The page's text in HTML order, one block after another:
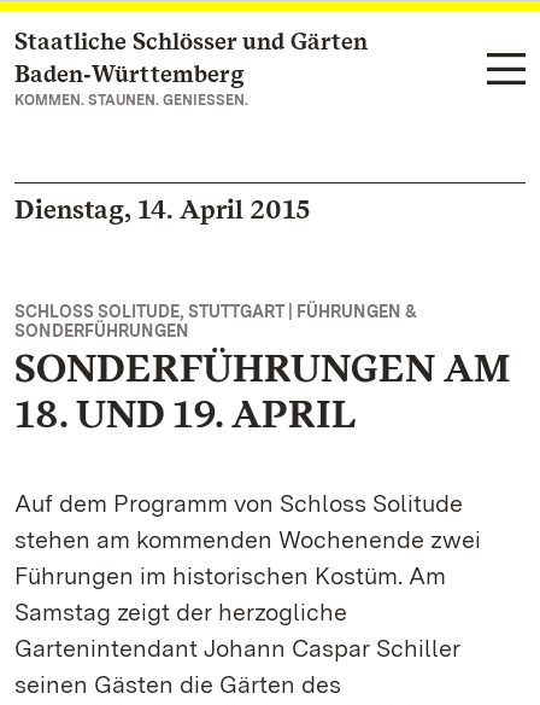
Zum Hauptinhalt springen
Staatliche Schlösser und Gärten
Baden‑Württemberg
KOMMEN. STAUNEN. GENIESSEN.
Dienstag, 14. April 2015
SCHLOSS SOLITUDE, STUTTGART | FÜHRUNGEN &
SONDERFÜHRUNGEN
SONDERFÜHRUNGEN AM
18. UND 19. APRIL
Auf dem Programm von Schloss Solitude
stehen am kommenden Wochenende zwei
Führungen im historischen Kostüm. Am
Samstag zeigt der herzogliche
Gartenintendant Johann Caspar Schiller
seinen Gästen die Gärten des